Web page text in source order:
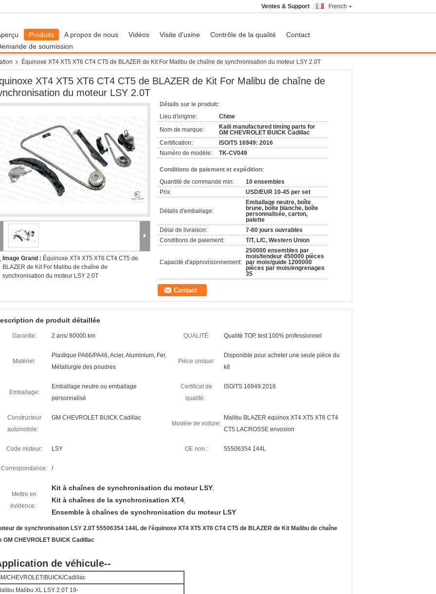
French
Ventes & Support
Produits A propos de nous Vidéos Visite d'usine Contrôle de la qualité
Contact
de soumission
Équinoxe XT4 XT5 XT6 CT4 CT5 de BLAZER de Kit For Malibu de chaîne de synchronisation du moteur LSY 2.0T
XT4 XT5 XT6 CT4 CT5 de BLAZER de Kit For Malibu de chaîne de
du moteur LSY 2.0T
Image Grand : Équinoxe XT4 XT5 XT6 CT4 CT5 de
BLAZER de Kit For Malibu de chaîne de
synchronisation du moteur LSY 2.0T
Détails sur le produit:
Lieu d'origine:
Chine
Nom de marque:
Kaili manufactured timing parts for
GM CHEVROLET BUICK Cadillac
Certification:
ISO/TS 16949: 2016
Numéro de modèle:
TK-CV049
Conditions de paiement et expédition:
Quantité de commande min:
10 ensembles
Prix:
USD/EUR 10-45 per set
Détails d'emballage:
Emballage neutre, boîte
brune, boîte blanche, boîte
personnalisée, carton,
palette
Délai de livraison:
7-60 jours ouvrables
Conditions de paiement:
T/T, L/C, Western Union
Capacité d'approvisionnement:
250000 ensembles par
mois/tendeur 450000 pièces
par mois/guide 1200000
pièces par mois/engrenages
35
Contact
de produit détaillée
Garantie: 2 ans/ 80000 km QUALITÉ: Qualité TOP, test 100% professionnel
Matériel:
Plastique PA66/PA46, Acier, Aluminium, Fer,
Métallurgie des poudres
Pièce unique:
Disponible pour acheter une seule pièce du
kit
Emballage:
Emballage neutre ou emballage
personnalisé
Certificat de
qualité:
ISO/TS 16949:2016
Constructeur
automobile:
GM CHEVROLET BUICK Cadillac
Modèle de voiture:
Malibu BLAZER equinox XT4 XT5 XT6 CT4
CT5 LACROSSE envosion
Code moteur: LSY OE non.: 55506354 144L
Correspondance: /
Mettre en
évidence:
Kit à chaînes de synchronisation du moteur LSY,
Kit à chaînes de la synchronisation XT4,
Ensemble à chaînes de synchronisation du moteur LSY
de synchronisation LSY 2.0T 55506354 144L de l'équinoxe XT4 XT5 XT6 CT4 CT5 de BLAZER de Kit Malibu de chaîne
GM CHEVROLET BUICK Cadillac
de véhicule--
CHEVROLET/BUICK/Cadillac
Malibu XL LSY 2.0T 19-